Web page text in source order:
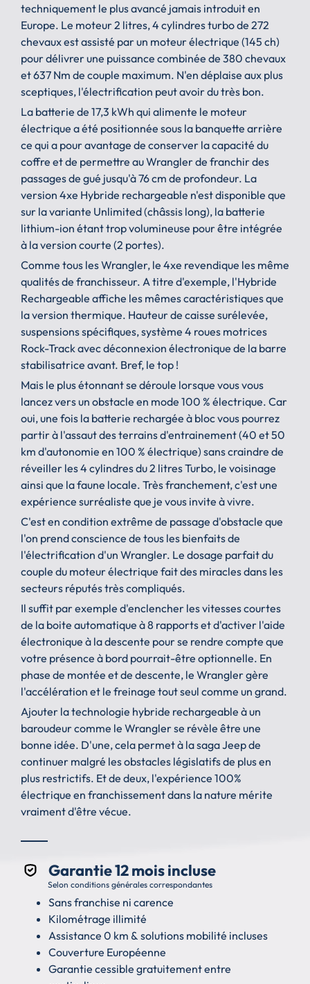
techniquement le plus avancé jamais introduit en
Europe. Le moteur 2 litres, 4 cylindres turbo de 272
chevaux est assisté par un moteur électrique (145 ch)
pour délivrer une puissance combinée de 380 chevaux
et 637 Nm de couple maximum. N'en déplaise aux plus
sceptiques, l'électrification peut avoir du très bon.
La batterie de 17,3 kWh qui alimente le moteur
électrique a été positionnée sous la banquette arrière
ce qui a pour avantage de conserver la capacité du
coffre et de permettre au Wrangler de franchir des
passages de gué jusqu'à 76 cm de profondeur. La
version 4xe Hybride rechargeable n'est disponible que
sur la variante Unlimited (châssis long), la batterie
lithium-ion étant trop volumineuse pour être intégrée
à la version courte (2 portes).
Comme tous les Wrangler, le 4xe revendique les même
qualités de franchisseur. A titre d'exemple, l'Hybride
Rechargeable affiche les mêmes caractéristiques que
la version thermique. Hauteur de caisse surélevée,
suspensions spécifiques, système 4 roues motrices
Rock-Track avec déconnexion électronique de la barre
stabilisatrice avant. Bref, le top !
Mais le plus étonnant se déroule lorsque vous vous
lancez vers un obstacle en mode 100 % électrique. Car
oui, une fois la batterie rechargée à bloc vous pourrez
partir à l'assaut des terrains d'entrainement (40 et 50
km d'autonomie en 100 % électrique) sans craindre de
réveiller les 4 cylindres du 2 litres Turbo, le voisinage
ainsi que la faune locale. Très franchement, c'est une
expérience surréaliste que je vous invite à vivre.
C'est en condition extrême de passage d'obstacle que
l'on prend conscience de tous les bienfaits de
l'électrification d'un Wrangler. Le dosage parfait du
couple du moteur électrique fait des miracles dans les
secteurs réputés très compliqués.
Il suffit par exemple d'enclencher les vitesses courtes
de la boite automatique à 8 rapports et d'activer l'aide
électronique à la descente pour se rendre compte que
votre présence à bord pourrait-être optionnelle. En
phase de montée et de descente, le Wrangler gère
l'accélération et le freinage tout seul comme un grand.
Ajouter la technologie hybride rechargeable à un
baroudeur comme le Wrangler se révèle être une
bonne idée. D'une, cela permet à la saga Jeep de
continuer malgré les obstacles législatifs de plus en
plus restrictifs. Et de deux, l'expérience 100%
électrique en franchissement dans la nature mérite
vraiment d'être vécue.
Garantie 12 mois incluse
Selon conditions générales correspondantes
Sans franchise ni carence
Kilométrage illimité
Assistance 0 km & solutions mobilité incluses
Couverture Européenne
Garantie cessible gratuitement entre